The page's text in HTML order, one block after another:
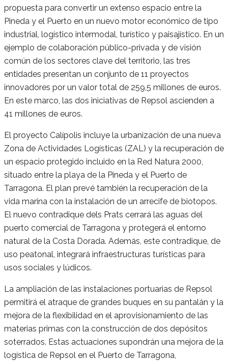
propuesta para convertir un extenso espacio entre la
Pineda y el Puerto en un nuevo motor económico de tipo
industrial, logístico intermodal, turístico y paisajístico. En un
ejemplo de colaboración público-privada y de visión
común de los sectores clave del territorio, las tres
entidades presentan un conjunto de 11 proyectos
innovadores por un valor total de 259,5 millones de euros.
En este marco, las dos iniciativas de Repsol ascienden a
41 millones de euros.
El proyecto Calípolis incluye la urbanización de una nueva
Zona de Actividades Logísticas (ZAL) y la recuperación de
un espacio protegido incluido en la Red Natura 2000,
situado entre la playa de la Pineda y el Puerto de
Tarragona. El plan prevé también la recuperación de la
vida marina con la instalación de un arrecife de biotopos.
El nuevo contradique dels Prats cerrará las aguas del
puerto comercial de Tarragona y protegerá el entorno
natural de la Costa Dorada. Además, este contradique, de
uso peatonal, integrará infraestructuras turísticas para
usos sociales y lúdicos.
La ampliación de las instalaciones portuarias de Repsol
permitirá el atraque de grandes buques en su pantalán y la
mejora de la flexibilidad en el aprovisionamiento de las
materias primas con la construcción de dos depósitos
soterrados. Estas actuaciones supondrán una mejora de la
logística de Repsol en el Puerto de Tarragona,